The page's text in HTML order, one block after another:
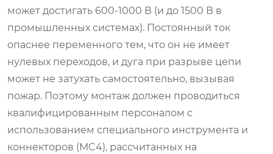
может достигать 600-1000 В (и до 1500 В в
промышленных системах). Постоянный ток
опаснее переменного тем, что он не имеет
нулевых переходов, и дуга при разрыве цепи
может не затухать самостоятельно, вызывая
пожар. Поэтому монтаж должен проводиться
квалифицированным персоналом с
использованием специального инструмента и
коннекторов (MC4), рассчитанных на